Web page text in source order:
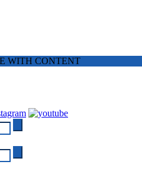
WITH CONTENT